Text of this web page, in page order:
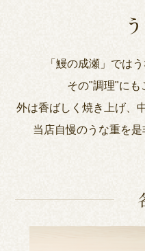
「鰻の成瀬」では
その"調理"にも
外は香ばしく焼き上げ、
当店自慢のうな重を是